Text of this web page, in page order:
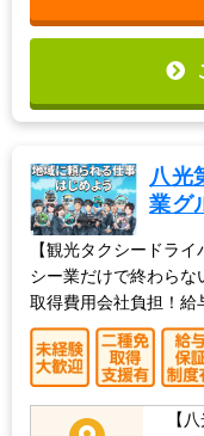
八光
業グ
【観光タクシードラ
シー業だけで終わら
取得費用会社負担！給
【